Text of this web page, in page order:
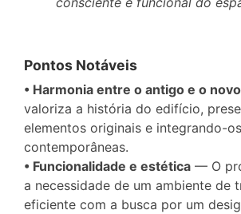
Pontos Notáveis
• Harmonia entre o antigo e o novo
valoriza a história do edifício,
elementos originais e integrando-
contemporâneas.
• Funcionalidade e estética — O
a necessidade de um ambiente de
eficiente com a busca por um